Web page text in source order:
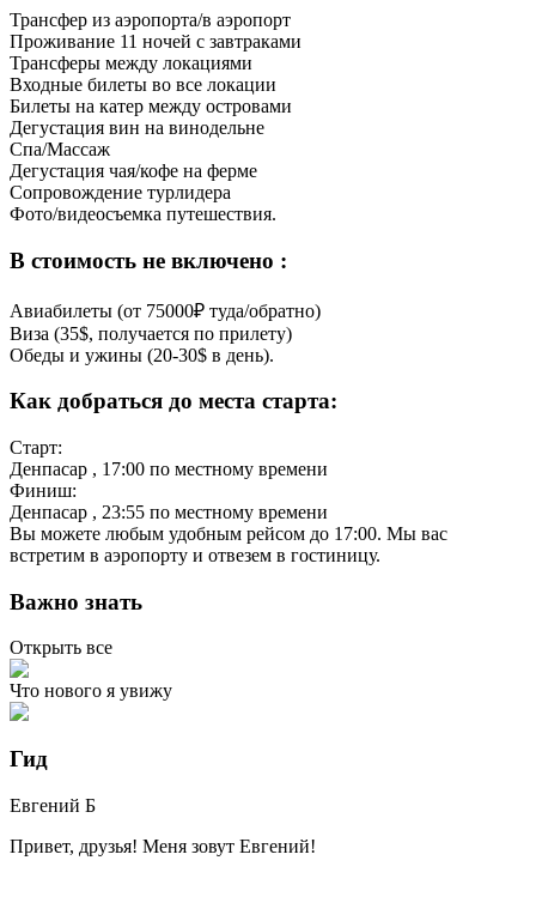
Трансфер из аэропорта/в аэропорт
Проживание 11 ночей с завтраками
Трансферы между локациями
Входные билеты во все локации
Билеты на катер между островами
Дегустация вин на винодельне
Спа/Массаж
Дегустация чая/кофе на ферме
Сопровождение турлидера
Фото/видеосъемка путешествия.
В стоимость не включено :
Авиабилеты (от 75000₽ туда/обратно)
Виза (35$, получается по прилету)
Обеды и ужины (20-30$ в день).
Как добраться до места старта:
Старт:
Денпасар , 17:00 по местному времени
Финиш:
Денпасар , 23:55 по местному времени
Вы можете любым удобным рейсом до 17:00. Мы вас
встретим в аэропорту и отвезем в гостиницу.
Важно знать
Открыть все
Что нового я увижу
Гид
Евгений Б
Привет, друзья! Меня зовут Евгений!